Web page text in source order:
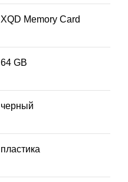
XQD Memory Card
64 GB
черный
пластика